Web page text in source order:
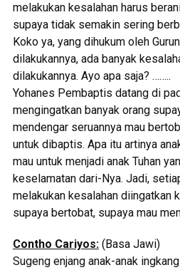
melakukan kesalahan harus
supaya tidak semakin sering
Koko ya, yang dihukum oleh
dilakukannya, ada banyak
dilakukannya. Ayo apa saja? ……..
Yohanes Pembaptis datang di
mengingatkan banyak orang
mendengar seruannya mau
untuk dibaptis. Apa itu artinya
mau untuk menjadi anak Tuhan
keselamatan dari-Nya. Jadi,
melakukan kesalahan diingatkan
supaya bertobat, supaya mau
Contho Cariyos:(Basa Jawi)
Sugeng enjang anak-anak